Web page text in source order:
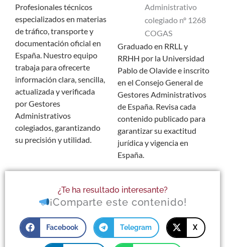
Profesionales técnicos
especializados en materias
de tráfico, transporte y
documentación oficial en
España. Nuestro equipo
trabaja para ofrecerte
información clara, sencilla,
actualizada y verificada
por Gestores
Administrativos
colegiados, garantizando
su precisión y utilidad.
Administrativo
colegiado nº 1268
COGAS
Graduado en RRLL y
RRHH por la Universidad
Pablo de Olavide e inscrito
en el Consejo General de
Gestores Administrativos
de España. Revisa cada
contenido publicado para
garantizar su exactitud
jurídica y vigencia en
España.
¿Te ha resultado interesante?
¡Comparte este contenido!
Facebook Telegram X